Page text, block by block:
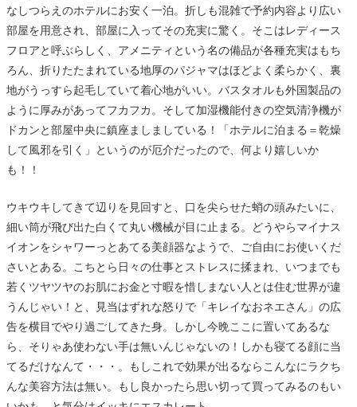
なしつらえのホテルにお安く一泊。折しも混雑で予約内容より広い
部屋を用意され、部屋に入ってその充実に驚く。そこはレディース
フロアと呼ぶらしく、アメニティという名の備品が各種充実はもち
ろん、折りたたまれている地厚のパジャマはほどよく柔らかく、裏
地がうっすら起毛していて着心地がいい。バスタオルも外国製品の
ように厚みがあってフカフカ。そして加湿機能付きの空気清浄機が
ドカンと部屋中央に鎮座ましましている！「ホテルに泊まる＝乾燥
して風邪を引く」というのが厄介だったので、何より嬉しいか
も！！
ウキウキしてきて辺りを見回すと、口を尖らせた蛸の頭みたいに、
細い筒が飛び出た白くて丸い機械が目に止まる。どうやらマイナス
イオンをシャワーっとあてる美顔器なようで、ご自由にお使いくだ
さいとある。こちとら日々の仕事とストレスに揉まれ、いつまでも
若くツヤツヤのお肌にお金と寸暇を惜しまない人とは住む世界が違
うんじゃい！と、見当はずれな怒りで「キレイなおネエさん」の広
告を横目でやり過ごしてきた身。しかし今晩ここに置いてあるな
ら、そりゃあ使わない手は無いんじゃないの！しかも寝てる顔に当
てるだけなんて・・・。もしこれで効果が出るならこんなにラクち
んな美容方法は無い。もし良かったら思い切って買ってみるのもい